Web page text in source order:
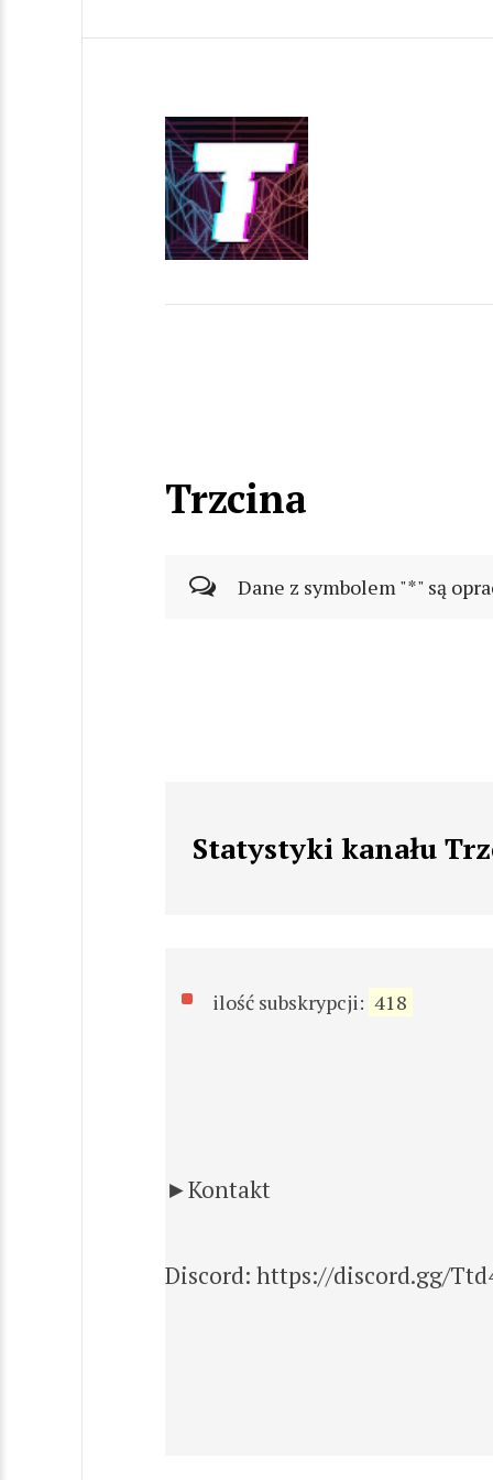
Trzcina
Dane z symbolem "*" są
Statystyki kanału
ilość subskrypcji: 418
►Kontakt
Discord: https://discord.gg/